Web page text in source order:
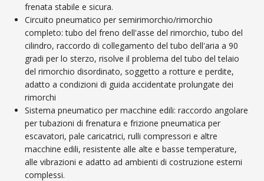
frenata stabile e sicura.
Circuito pneumatico per semirimorchio/rimorchio
completo: tubo del freno dell'asse del rimorchio, tubo del
cilindro, raccordo di collegamento del tubo dell'aria a 90
gradi per lo sterzo, risolve il problema del tubo del telaio
del rimorchio disordinato, soggetto a rotture e perdite,
adatto a condizioni di guida accidentate prolungate dei
rimorchi
Sistema pneumatico per macchine edili: raccordo angolare
per tubazioni di frenatura e frizione pneumatica per
escavatori, pale caricatrici, rulli compressori e altre
macchine edili, resistente alle alte e basse temperature,
alle vibrazioni e adatto ad ambienti di costruzione esterni
complessi.